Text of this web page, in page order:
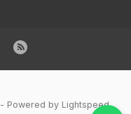
- Powered by Lightspeed